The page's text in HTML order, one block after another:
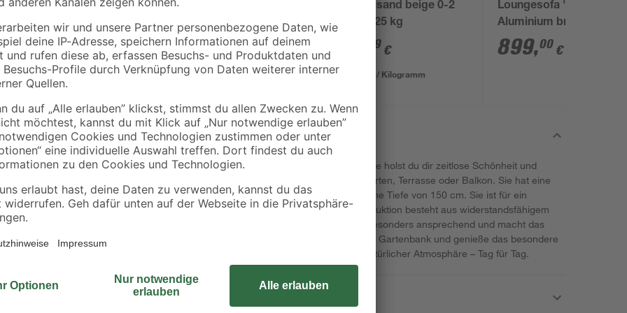
x
Regenablaufrohr für
Pavillon 'Mina'
schwarz 4 Stück
99,99€
Aluminium/Polywood
94 x 74 x 210 cm
349,99€
Spielsand beige 0-2
mm 25 kg
29 €
0,13 € / Kilogramm
Loungesofa 'Delia'
Aluminium braun/grau
274 x 188 cm
899,00 €
kg
Mit der Gartenbank 'Tesoro' von Garden Pleasure holst du dir zeitlose Schönheit und
Bequemlichkeit in deinen Außenbereich – ob Garten, Terrasse oder Balkon. Sie hat eine
Höhe von 105 cm, eine Breite von 63 cm und eine Tiefe von 150 cm. Sie ist für ein
Gewicht von bis zu 240 kg ausgelegt. Die Konstruktion besteht aus widerstandsfähigem
Eukalyptusholz. Die lackierte Oberfläche wirkt besonders ansprechend und macht das
Produkt zudem sehr robust. Wähle diese stilvolle Gartenbank und genieße das besondere
Zusammenspiel aus Komfort, Robustheit und natürlicher Atmosphäre – Tag für Tag.